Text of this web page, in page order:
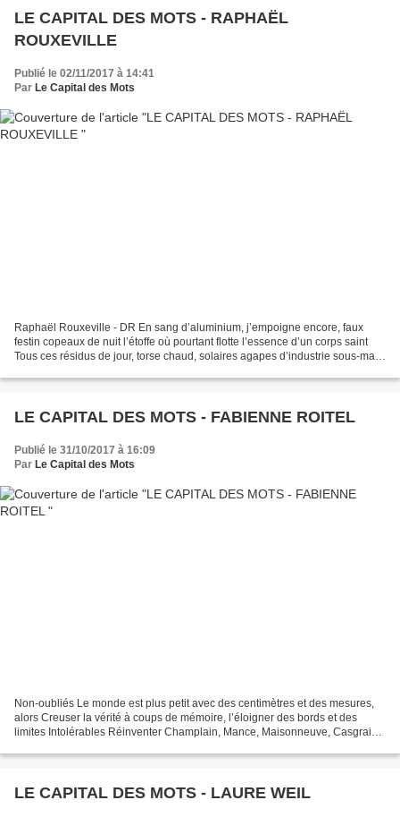
LE CAPITAL DES MOTS - RAPHAËL
ROUXEVILLE
Publié le 02/11/2017 à 14:41
Par Le Capital des Mots
Raphaël Rouxeville - DR En sang d’aluminium, j’empoigne encore, faux
festin copeaux de nuit l’étoffe où pourtant flotte l’essence d’un corps saint
Tous ces résidus de jour, torse chaud, solaires agapes d’industrie sous-main
LE CAPITAL DES MOTS - FABIENNE ROITEL
Publié le 31/10/2017 à 16:09
Par Le Capital des Mots
Non-oubliés Le monde est plus petit avec des centimètres et des mesures,
alors Creuser la vérité à coups de mémoire, l’éloigner des bords et des
limites Intolérables Réinventer Champlain, Mance, Maisonneuve, Casgrain,
LE CAPITAL DES MOTS - LAURE WEIL